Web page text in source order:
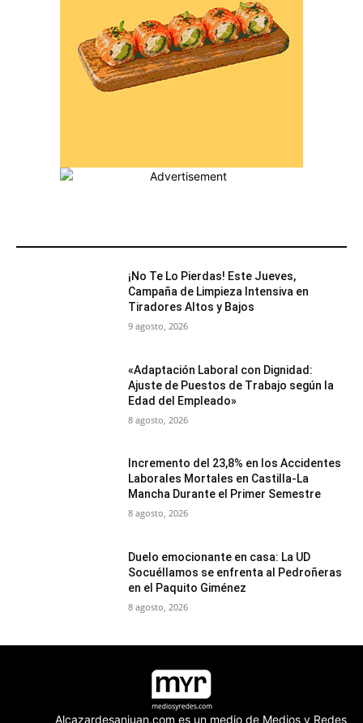
¡No Te Lo Pierdas! Este Jueves,
Campaña de Limpieza Intensiva en
Tiradores Altos y Bajos
9 agosto, 2026
«Adaptación Laboral con Dignidad:
Ajuste de Puestos de Trabajo según la
Edad del Empleado»
8 agosto, 2026
Incremento del 23,8% en los Accidentes
Laborales Mortales en Castilla-La
Mancha Durante el Primer Semestre
8 agosto, 2026
Duelo emocionante en casa: La UD
Socuéllamos se enfrenta al Pedroñeras
en el Paquito Giménez
8 agosto, 2026
Alcazardesanjuan.com es un medio de Medios y Redes